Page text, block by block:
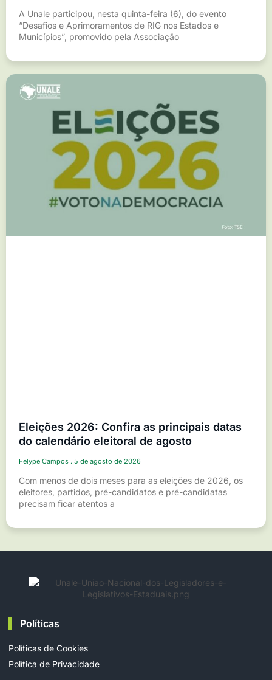
A Unale participou, nesta quinta-feira (6), do evento
“Desafios e Aprimoramentos de RIG nos Estados e
Municípios”, promovido pela Associação
Eleições 2026: Confira as principais datas
do calendário eleitoral de agosto
Felype Campos 5 de agosto de 2026
Com menos de dois meses para as eleições de 2026, os
eleitores, partidos, pré-candidatos e pré-candidatas
precisam ficar atentos a
Políticas
Políticas de Cookies
Política de Privacidade